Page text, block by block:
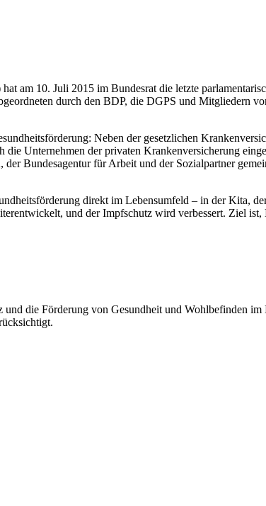
am 10. Juli 2015 im Bundesrat die letzte
durch den BDP, die DGPS und Mitgliedern
Neben der gesetzlichen
Unternehmen der privaten Krankenversicherung
Bundesagentur für Arbeit und der Sozialpartner
direkt im Lebensumfeld – in der Kita,
und der Impfschutz wird verbessert. Ziel
die Förderung von Gesundheit und Wohlbefinden